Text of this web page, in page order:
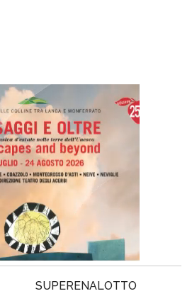
SUPERENALOTTO